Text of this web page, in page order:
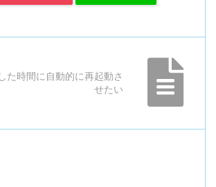
た時間に自動的に再起動さ
せたい